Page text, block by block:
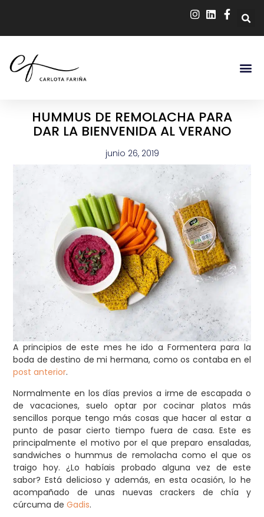
HUMMUS DE REMOLACHA PARA
DAR LA BIENVENIDA AL VERANO
junio 26, 2019
A principios de este mes he ido a Formentera para la
boda de destino de mi hermana, como os contaba en el
post anterior.
Normalmente en los días previos a irme de escapada o
de vacaciones, suelo optar por cocinar platos más
sencillos porque tengo más cosas que hacer al estar a
punto de pasar cierto tiempo fuera de casa. Este es
principalmente el motivo por el que preparo ensaladas,
sandwiches o hummus de remolacha como el que os
traigo hoy. ¿Lo habíais probado alguna vez de este
sabor? Está delicioso y además, en esta ocasión, lo he
acompañado de unas nuevas crackers de chía y
cúrcuma deGadis.